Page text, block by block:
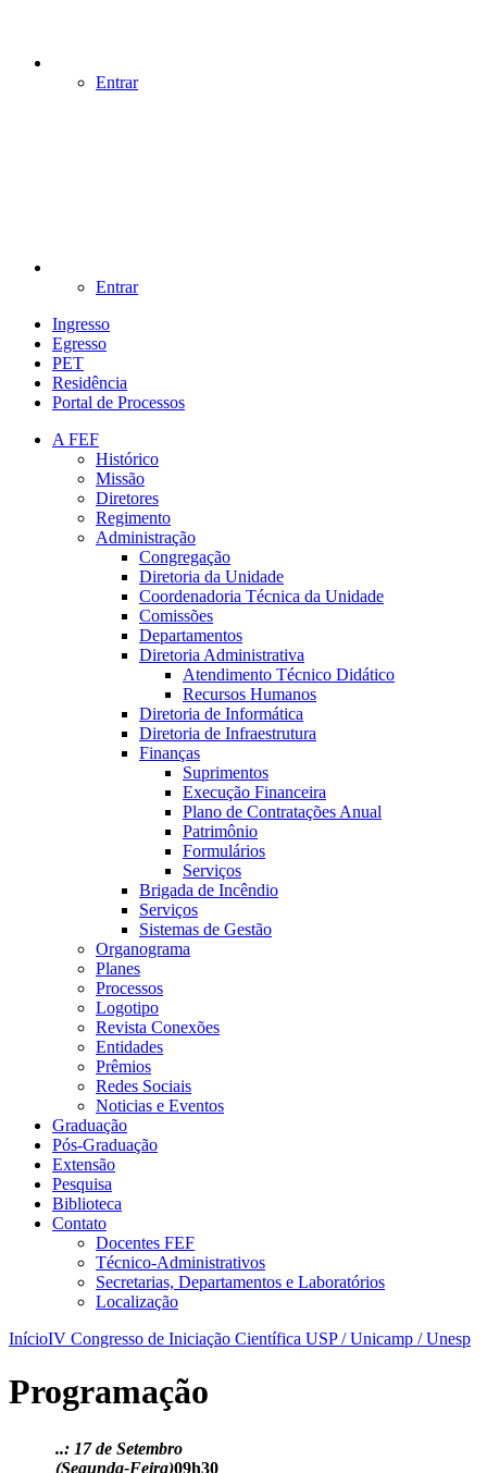
Entrar
Entrar
Ingresso
Egresso
PET
Residência
Portal de Processos
A FEF
Histórico
Missão
Diretores
Regimento
Administração
Congregação
Diretoria da Unidade
Coordenadoria Técnica da Unidade
Comissões
Departamentos
Diretoria Administrativa
Atendimento Técnico Didático
Recursos Humanos
Diretoria de Informática
Diretoria de Infraestrutura
Finanças
Suprimentos
Execução Financeira
Plano de Contratações Anual
Patrimônio
Formulários
Serviços
Brigada de Incêndio
Serviços
Sistemas de Gestão
Organograma
Planes
Processos
Logotipo
Revista Conexões
Entidades
Prêmios
Redes Sociais
Noticias e Eventos
Graduação
Pós-Graduação
Extensão
Pesquisa
Biblioteca
Contato
Docentes FEF
Técnico-Administrativos
Secretarias, Departamentos e Laboratórios
Localização
InícioIV Congresso de Iniciação Científica USP / Unicamp / Unesp
Programação
..: 17 de Setembro
(Segunda-Feira)09h30